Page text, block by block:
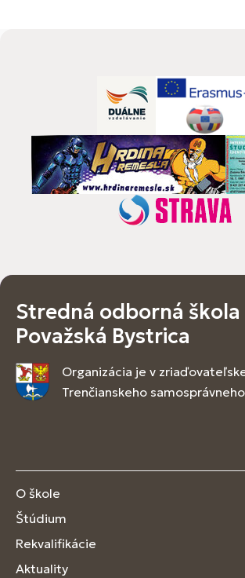
Stredná odborná škola
Považská Bystrica
Organizácia je v
Trenčianskeho
O škole
Štúdium
Rekvalifikácie
Aktuality